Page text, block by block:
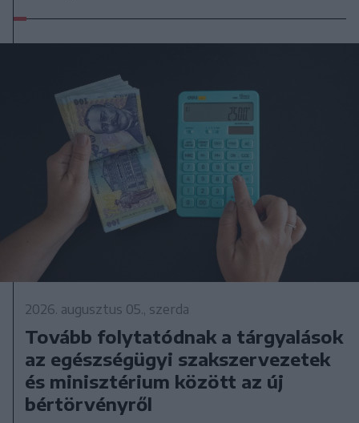
2026. augusztus 05., szerda
Tovább folytatódnak a tárgyalások
az egészségügyi szakszervezetek
és minisztérium között az új
bértörvényről